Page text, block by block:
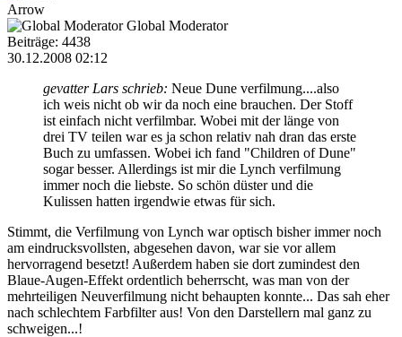
Arrow
Global Moderator
Beiträge: 4438
30.12.2008 02:12
gevatter Lars schrieb: Neue Dune verfilmung....also
ich weis nicht ob wir da noch eine brauchen. Der Stoff
ist einfach nicht verfilmbar. Wobei mit der länge von
drei TV teilen war es ja schon relativ nah dran das erste
Buch zu umfassen. Wobei ich fand "Children of Dune"
sogar besser. Allerdings ist mir die Lynch verfilmung
immer noch die liebste. So schön düster und die
Kulissen hatten irgendwie etwas für sich.
Stimmt, die Verfilmung von Lynch war optisch bisher immer noch
am eindrucksvollsten, abgesehen davon, war sie vor allem
hervorragend besetzt! Außerdem haben sie dort zumindest den
Blaue-Augen-Effekt ordentlich beherrscht, was man von der
mehrteiligen Neuverfilmung nicht behaupten konnte... Das sah eher
nach schlechtem Farbfilter aus! Von den Darstellern mal ganz zu
schweigen...!